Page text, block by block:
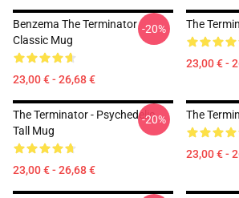
Benzema The Terminator
Classic Mug
23,00 € - 26,68 €
-20% The
23,00 € -
The Terminator - Psychedelic
Tall Mug
23,00 € - 26,68 €
-20% The
23,00 € -